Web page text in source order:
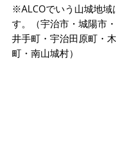
※ALCOでいう山城地
す。（宇治市・城陽市
井手町・宇治田原町・
町・南山城村）